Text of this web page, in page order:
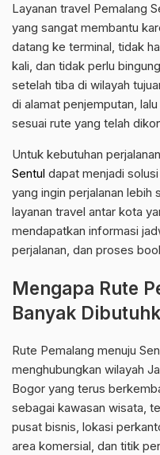
Layanan travel Pemalang
yang sangat membantu
datang ke terminal, tidak
kali, dan tidak perlu
setelah tiba di wilayah
di alamat penjemputan,
sesuai rute yang telah
Untuk kebutuhan
Sentul dapat menjadi
yang ingin perjalanan lebih
layanan travel antar kota
mendapatkan informasi
perjalanan, dan proses
Mengapa Rute
Banyak
Rute Pemalang menuju
menghubungkan wilayah
Bogor yang terus
sebagai kawasan wisata,
pusat bisnis, lokasi
area komersial, dan titik